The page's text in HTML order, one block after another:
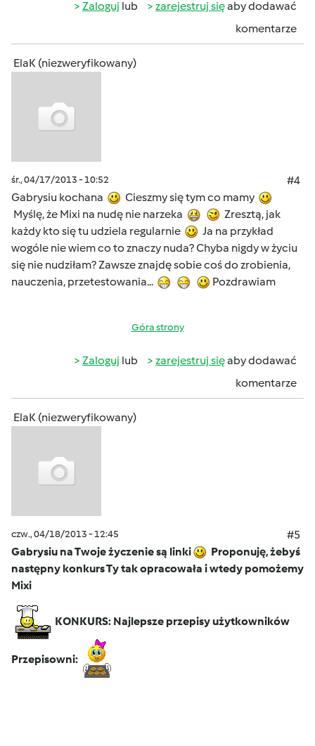
Zaloguj lub zarejestruj sięaby dodawać
komentarze
ElaK (niezweryfikowany)
śr., 04/17/2013 - 10:52
#4
Gabrysiu kochana
Cieszmy się tym co mamy
Myślę, że Mixi na nudę nie narzeka
Zresztą, jak
każdy kto się tu udziela regularnie
Ja na przykład
wogóle nie wiem co to znaczy nuda? Chyba nigdy w życiu
się nie nudziłam? Zawsze znajdę sobie coś do zrobienia,
nauczenia, przetestowania...
Pozdrawiam
Góra strony
Zaloguj lub zarejestruj sięaby dodawać
komentarze
ElaK (niezweryfikowany)
czw., 04/18/2013 - 12:45
#5
Gabrysiu na Twoje życzenie są linki
Proponuję, żebyś
następny konkurs Ty tak opracowała i wtedy pomożemy
Mixi
KONKURS: Najlepsze przepisy użytkowników
Przepisowni: